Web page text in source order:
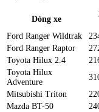
Dòng xe
Ford Ranger Wildtrak
Ford Ranger Raptor
Toyota Hilux 2.4
Toyota Hilux
Adventure
Mitsubishi Triton
Mazda BT-50